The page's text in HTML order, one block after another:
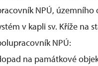
NPÚ,
v kapli sv. Kříže na
NPÚ:
na památkové